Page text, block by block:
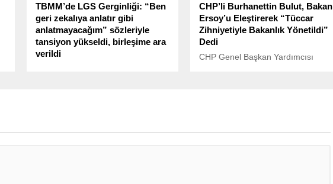
TBMM’de LGS Gerginliği: “Ben
geri zekalıya anlatır gibi
anlatmayacağım” sözleriyle
tansiyon yükseldi, birleşime ara
verildi
CHP’li Burhanettin Bulut, Bakan
Ersoy’u Eleştirerek “Tüccar
Zihniyetiyle Bakanlık Yönetildi”
Dedi
CHP Genel Başkan Yardımcısı